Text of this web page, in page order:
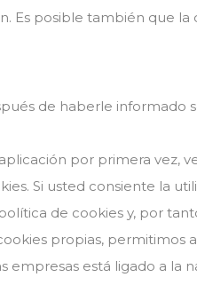
Es posible también que
de haberle
por primera vez,
Si usted consiente la
de cookies y, por
propias,
empresas está ligado a la